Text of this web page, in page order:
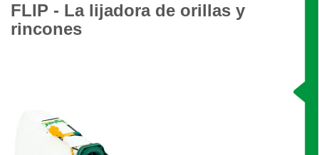
FLIP - La lijadora de orillas y
rincones